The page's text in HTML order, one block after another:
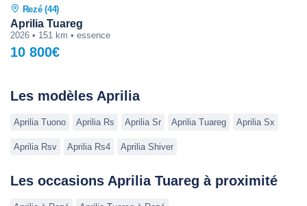
Rezé (44)
Aprilia Tuareg
2026 • 151 km • essence
10 800€
Les modèles Aprilia
Aprilia Tuono Aprilia Rs Aprilia Sr Aprilia Tuareg Aprilia Sx
Aprilia Rsv Aprilia Rs4 Aprilia Shiver
Les occasions Aprilia Tuareg à proximité